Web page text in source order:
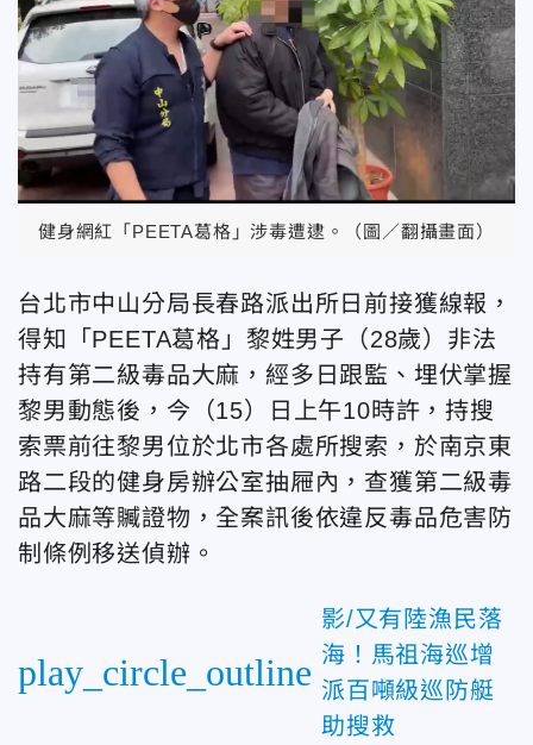
健身網紅「PEETA葛格」涉毒遭逮。（圖／翻攝畫面）
台北市中山分局長春路派出所日前接獲線報，
得知「PEETA葛格」黎姓男子（28歲）非法
持有第二級毒品大麻，經多日跟監、埋伏掌握
黎男動態後，今（15）日上午10時許，持搜
索票前往黎男位於北市各處所搜索，於南京東
路二段的健身房辦公室抽屜內，查獲第二級毒
品大麻等贓證物，全案訊後依違反毒品危害防
制條例移送偵辦。
play_circle_outline
影/又有陸漁民落
海！馬祖海巡增
派百噸級巡防艇
助搜救